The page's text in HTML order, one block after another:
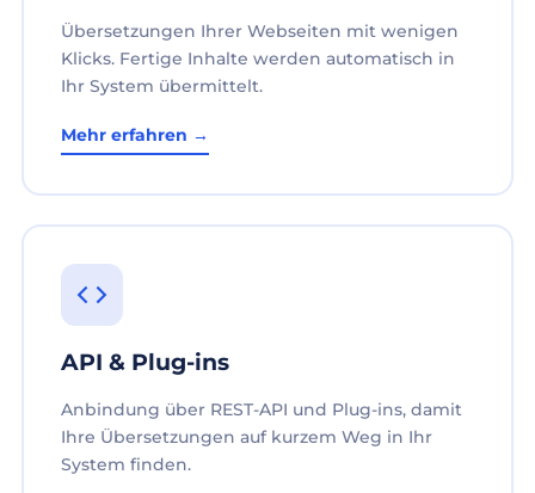
Übersetzungen Ihrer Webseiten mit wenigen
Klicks. Fertige Inhalte werden automatisch in
Ihr System übermittelt.
Mehr erfahren →
API & Plug-ins
Anbindung über REST-API und Plug-ins, damit
Ihre Übersetzungen auf kurzem Weg in Ihr
System finden.